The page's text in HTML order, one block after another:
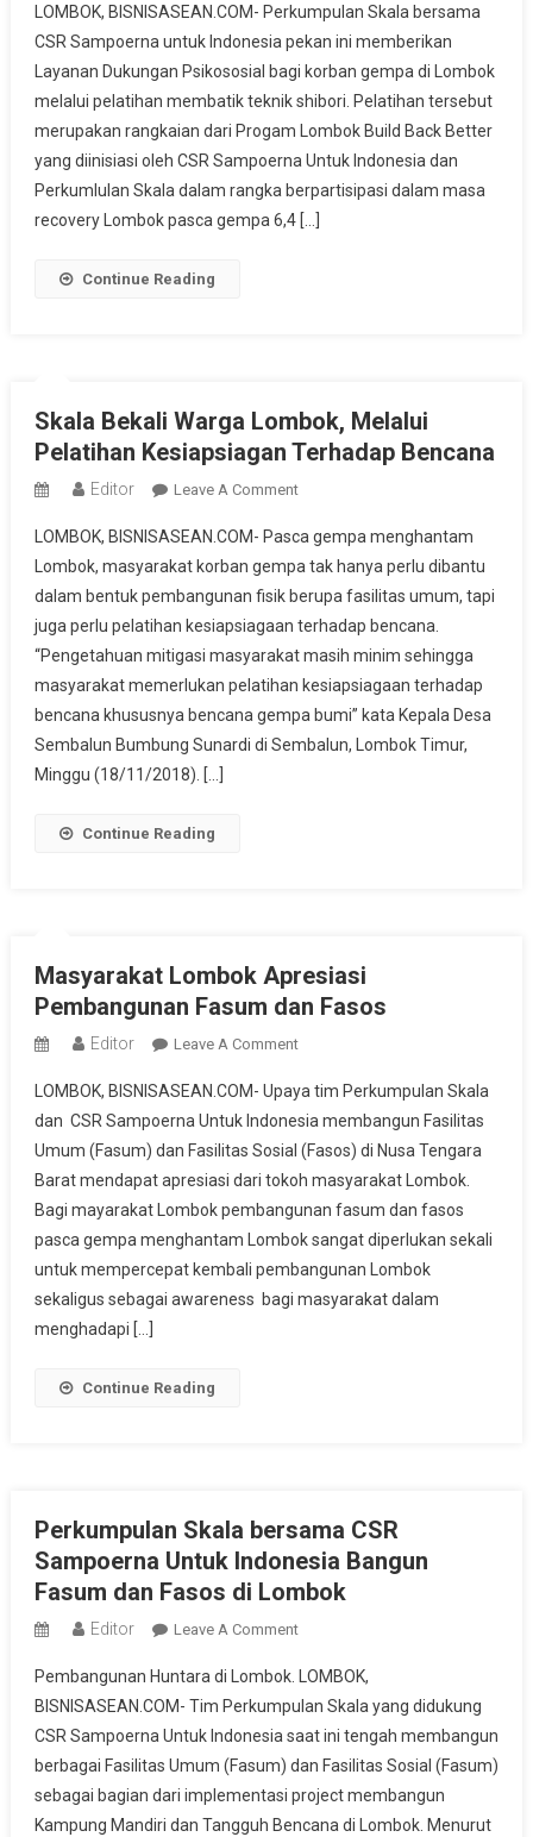
Skala
Bersama
CSR
Sampoerna
Gelar
Pelatihan
Batik
Shibori
LOMBOK, BISNISASEAN.COM- Perkumpulan Skala bersama
CSR Sampoerna untuk Indonesia pekan ini memberikan
Layanan Dukungan Psikososial bagi korban gempa di Lombok
melalui pelatihan membatik teknik shibori. Pelatihan tersebut
merupakan rangkaian dari Progam Lombok Build Back Better
yang diinisiasi oleh CSR Sampoerna Untuk Indonesia dan
Perkumlulan Skala dalam rangka berpartisipasi dalam masa
recovery Lombok pasca gempa 6,4 […]
Continue Reading
Skala Bekali Warga Lombok, Melalui
Pelatihan Kesiapsiagan Terhadap Bencana
Editor Leave A CommentOn
Bekali
Warga
Lombok,
Melalui
Pelatihan
Kesiapsiagan
Terhadap
Bencana
LOMBOK, BISNISASEAN.COM- Pasca gempa menghantam
Lombok, masyarakat korban gempa tak hanya perlu dibantu
dalam bentuk pembangunan fisik berupa fasilitas umum, tapi
juga perlu pelatihan kesiapsiagaan terhadap bencana.
“Pengetahuan mitigasi masyarakat masih minim sehingga
masyarakat memerlukan pelatihan kesiapsiagaan terhadap
bencana khususnya bencana gempa bumi” kata Kepala Desa
Sembalun Bumbung Sunardi di Sembalun, Lombok Timur,
Minggu (18/11/2018). […]
Continue Reading
Masyarakat Lombok Apresiasi
Pembangunan Fasum dan Fasos
Editor Leave A CommentOn
Lombok
Apresiasi
Pembangunan
Fasum
Dan
Fasos
LOMBOK, BISNISASEAN.COM- Upaya tim Perkumpulan Skala
dan CSR Sampoerna Untuk Indonesia membangun Fasilitas
Umum (Fasum) dan Fasilitas Sosial (Fasos) di Nusa Tengara
Barat mendapat apresiasi dari tokoh masyarakat Lombok.
Bagi mayarakat Lombok pembangunan fasum dan fasos
pasca gempa menghantam Lombok sangat diperlukan sekali
untuk mempercepat kembali pembangunan Lombok
sekaligus sebagai awareness bagi masyarakat dalam
menghadapi […]
Continue Reading
Perkumpulan Skala bersama CSR
Sampoerna Untuk Indonesia Bangun
Fasum dan Fasos di Lombok
Editor Leave A CommentOn
Skala
Bersama
CSR
Sampoerna
Untuk
Indonesia
Pembangunan Huntara di Lombok. LOMBOK,
BISNISASEAN.COM- Tim Perkumpulan Skala yang didukung
CSR Sampoerna Untuk Indonesia saat ini tengah membangun
berbagai Fasilitas Umum (Fasum) dan Fasilitas Sosial (Fasum)
sebagai bagian dari implementasi project membangun
Kampung Mandiri dan Tangguh Bencana di Lombok. Menurut